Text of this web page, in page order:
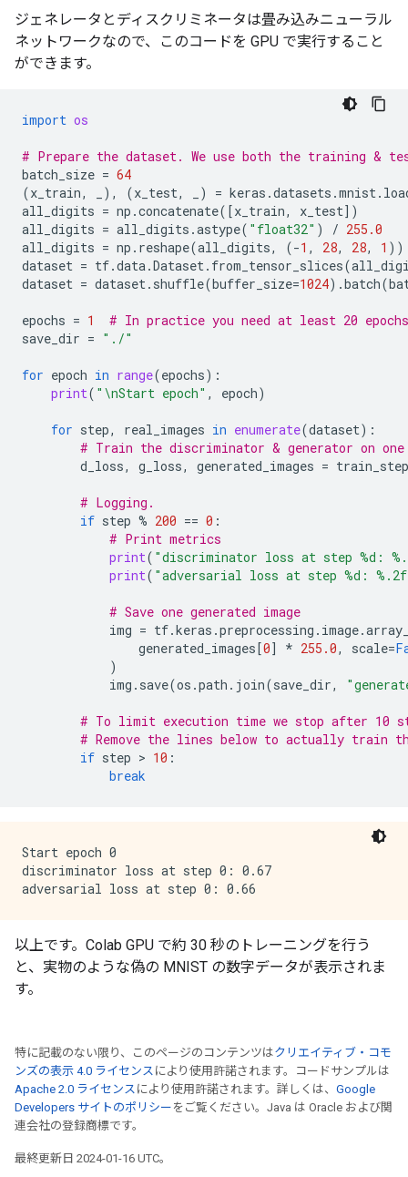
ジェネレータとディスクリミネータは畳み込みニューラル
ネットワークなので、このコードを GPU で実行すること
ができます。
import os
# Prepare the dataset. We use both the training &
batch_size = 64
(x_train, ), (x_test, ) = keras .datasets .mnist.
all_digits = np .concatenate([x_train, x_test])
all_digits = all_digits .astype( "float32" ) / 255.0
all_digits = np . reshape(all_digits, (-1 , 28, 28, 1 ))
dataset = tf.data.Dataset. from_tensor_slices(
dataset = dataset. shuffle(buffer_size=1024) .batch(
epochs = 1
# In practice you need at least 20
save_dir = "./"
for epoch in range(epochs):
print( " \nStart epoch" , epoch)
for step, real_images in enumerate(dataset):
# Train the discriminator & generator on
d_loss, g_loss, generated_images = train_step
# Logging.
if step % 200 == 0 :
# Print metrics
print( "discriminator loss at step %d :
print( "adversarial loss at step %d : %.2f
# Save one generated image
img = tf.keras .preprocessing . image.
generated_images[0] * 255.0, scale=
)
img . save(os .path . join(save_dir,
# To limit execution time we stop after 10
# Remove the lines below to actually train
if step > 10 :
break
Start epoch 0
discriminator loss at step 0: 0.67
以上です。Colab GPU で約 30 秒のトレーニングを行う
と、実物のような偽の MNIST の数字データが表示されま
す。
特に記載のない限り、このページのコンテンツはクリエイティブ・コモ
ンズの表示 4.0 ライセンス により使用許諾されます。コードサンプルは
Apache 2.0 ライセンス により使用許諾されます。詳しくは、 Google
Developers サイトのポリシー をご覧ください。Java は Oracle および関
連会社の登録商標です。
最終更新日 2024-01-16 UTC。